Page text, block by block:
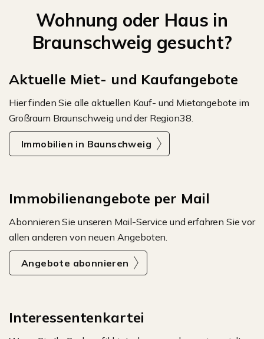
Wohnung oder Haus in
Braunschweig gesucht?
Aktuelle Miet- und Kaufangebote
Hier finden Sie alle aktuellen Kauf- und Mietangebote im
Großraum Braunschweig und der Region38.
Immobilien in Baunschweig
Immobilienangebote per Mail
Abonnieren Sie unseren Mail-Service und erfahren Sie vor
allen anderen von neuen Angeboten.
Angebote abonnieren
Interessentenkartei